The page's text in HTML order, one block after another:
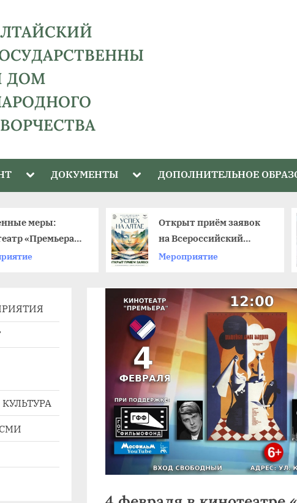
ДОМ
Toggle
menu
ДОКУМЕНТЫ Toggle
menu
Toggle
sub-
menu
ДОПОЛНИТЕЛЬНОЕ
меры:
«Премьера»
Открыт приём заявок
на Всероссийский
фестиваль
«Успех на Алтае»
Мероприятие